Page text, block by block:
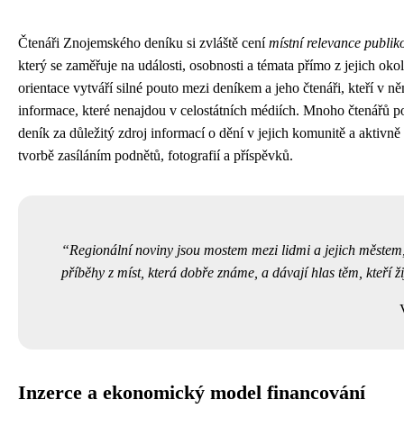
Čtenáři Znojemského deníku si zvláště cenímístní relevance
který se zaměřuje na události, osobnosti a témata přímo z jejich
orientace vytváří silné pouto mezi deníkem a jeho čtenáři, kteří v
informace, které nenajdou v celostátních médiích. Mnoho čtenářů
deník za důležitý zdroj informací o dění v jejich komunitě a aktivně
tvorbě zasíláním podnětů, fotografií a příspěvků.
Regionální noviny jsou mostem mezi lidmi a jejich
příběhy z míst, která dobře známe, a dávají hlas těm, kteří
Inzerce a ekonomický model financování